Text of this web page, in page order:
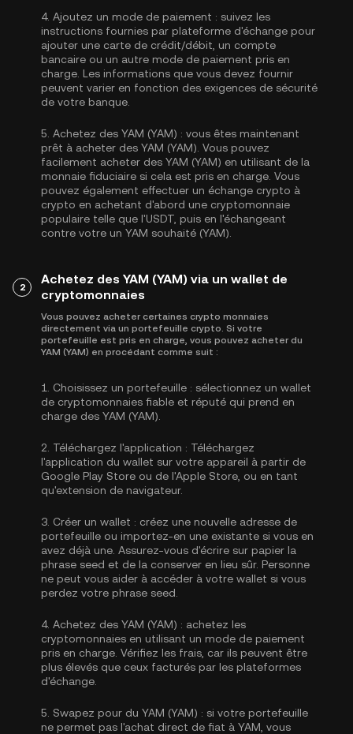
4. Ajoutez un mode de paiement : suivez les
instructions fournies par plateforme d'échange pour
ajouter une carte de crédit/débit, un compte
bancaire ou un autre mode de paiement pris en
charge. Les informations que vous devez fournir
peuvent varier en fonction des exigences de sécurité
de votre banque.
5. Achetez des YAM (YAM) : vous êtes maintenant
prêt à acheter des YAM (YAM). Vous pouvez
facilement acheter des YAM (YAM) en utilisant de la
monnaie fiduciaire si cela est pris en charge. Vous
pouvez également effectuer un échange crypto à
crypto en achetant d'abord une cryptomonnaie
populaire telle que l'USDT , puis en l'échangeant
contre votre un YAM souhaité (YAM).
2
Achetez des YAM (YAM) via un wallet de
cryptomonnaies
Vous pouvez acheter certaines crypto monnaies
directement via un portefeuille crypto. Si votre
portefeuille est pris en charge, vous pouvez acheter du
YAM (YAM) en procédant comme suit :
1. Choisissez un portefeuille : sélectionnez un wallet
de cryptomonnaies fiable et réputé qui prend en
charge des YAM (YAM).
2. Téléchargez l'application : Téléchargez
l'application du wallet sur votre appareil à partir de
Google Play Store ou de l'Apple Store, ou en tant
qu'extension de navigateur.
3. Créer un wallet : créez une nouvelle adresse de
portefeuille ou importez-en une existante si vous en
avez déjà une. Assurez-vous d'écrire sur papier la
phrase seed et de la conserver en lieu sûr. Personne
ne peut vous aider à accéder à votre wallet si vous
perdez votre phrase seed.
4. Achetez des YAM (YAM) : achetez les
cryptomonnaies en utilisant un mode de paiement
pris en charge. Vérifiez les frais, car ils peuvent être
plus élevés que ceux facturés par les plateformes
d'échange.
5. Swapez pour du YAM (YAM) : si votre portefeuille
ne permet pas l'achat direct de fiat à YAM, vous